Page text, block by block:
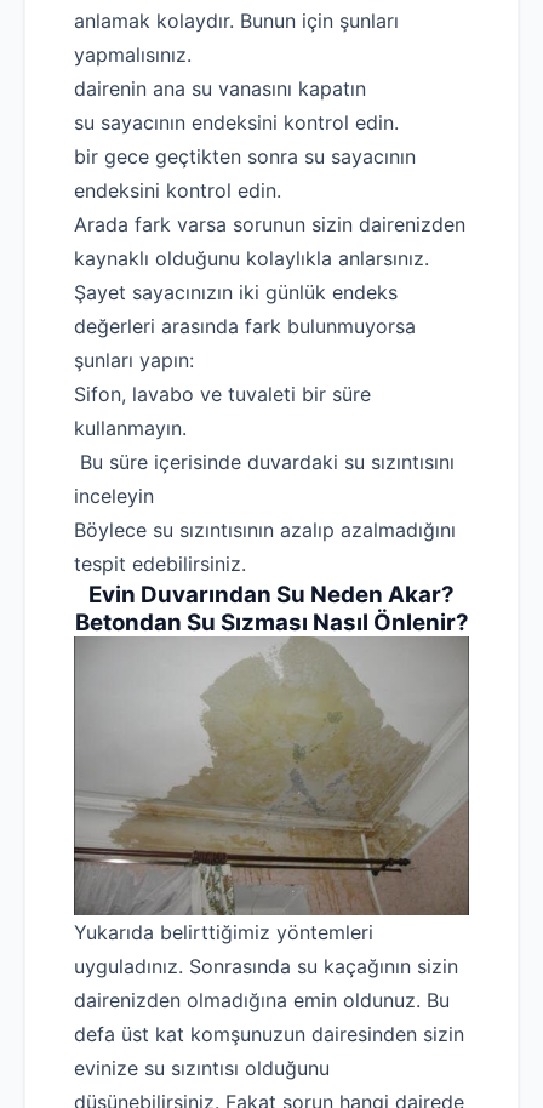
anlamak kolaydır. Bunun için şunları
yapmalısınız.
dairenin ana su vanasını kapatın
su sayacının endeksini kontrol edin.
bir gece geçtikten sonra su sayacının
endeksini kontrol edin.
Arada fark varsa sorunun sizin dairenizden
kaynaklı olduğunu kolaylıkla anlarsınız.
Şayet sayacınızın iki günlük endeks
değerleri arasında fark bulunmuyorsa
şunları yapın:
Sifon, lavabo ve tuvaleti bir süre
kullanmayın.
Bu süre içerisinde duvardaki su sızıntısını
inceleyin
Böylece su sızıntısının azalıp azalmadığını
tespit edebilirsiniz.
Evin Duvarından Su Neden Akar?
Betondan Su Sızması Nasıl Önlenir?
Yukarıda belirttiğimiz yöntemleri
uyguladınız. Sonrasında su kaçağının sizin
dairenizden olmadığına emin oldunuz. Bu
defa üst kat komşunuzun dairesinden sizin
evinize su sızıntısı olduğunu
düşünebilirsiniz. Fakat sorun hangi dairede